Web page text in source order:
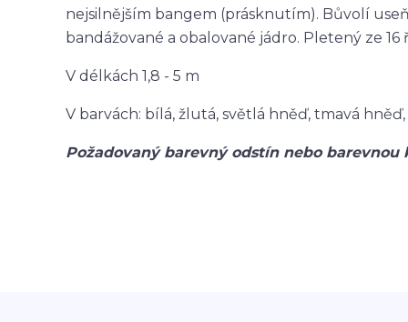
nejsilnějším bangem (prásknutím). Bůvolí
bandážované a obalované jádro. Pletený ze
V délkách 1,8 - 5 m
V barvách: bílá, žlutá, světlá hněď, tmavá
Požadovaný barevný odstín nebo